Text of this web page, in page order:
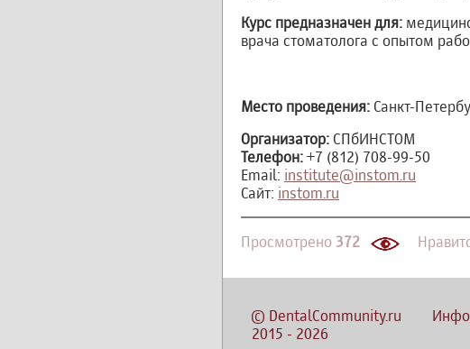
Курс предназначен для:
врача стоматолога с опытом
Место проведения: Санкт-
Организатор: СПбИНСТОМ
Телефон: +7 (812) 708-99-50
Email: institute@instom.ru
Сайт: instom.ru
Просмотрено 372
© DentalCommunity.ru
2015 - 2026